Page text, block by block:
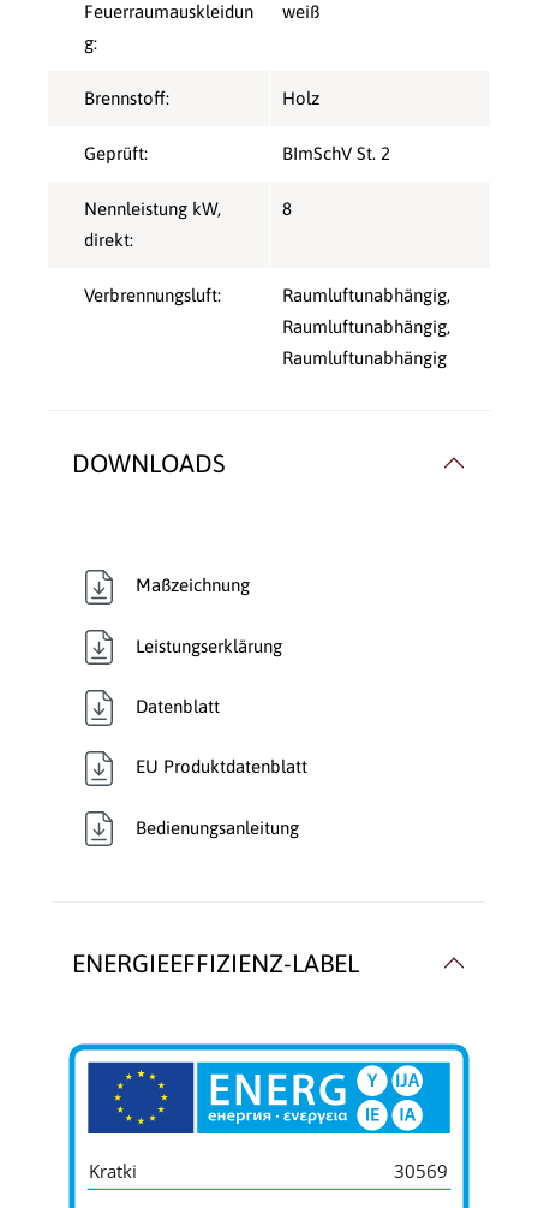
Feuerraumauskleidun
g:
weiß
Brennstoff: Holz
Geprüft: BImSchV St. 2
Nennleistung kW,
direkt:
8
Verbrennungsluft: Raumluftunabhängig,
Raumluftunabhängig,
Raumluftunabhängig
DOWNLOADS
Maßzeichnung
Leistungserklärung
Datenblatt
EU Produktdatenblatt
Bedienungsanleitung
ENERGIEEFFIZIENZ-LABEL
Kratki 30569